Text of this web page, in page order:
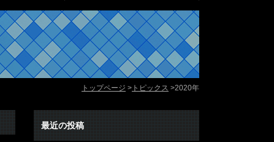
トップページ トピックス 2020年
最近の投稿